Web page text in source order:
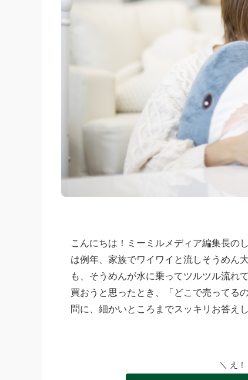
こんにちは！ミーミルメディア編集長の
は例年、家族でワイワイと流しそうめん
も、そうめんが水に乗ってツルツル流れ
買おうと思ったとき、「どこで売ってる
問に、細かいところまでスッキリお答え
＼ え